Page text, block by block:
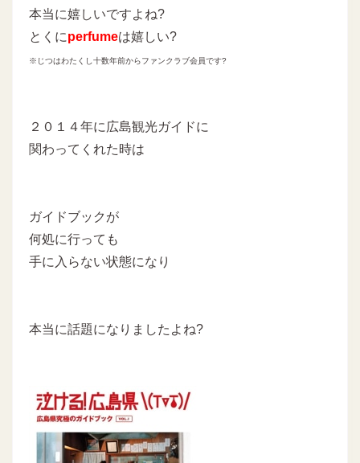
本当に嬉しいですよね?
とくにperfumeは嬉しい?
※じつはわたくし十数年前からファンクラブ会員です?
２０１４年に広島観光ガイドに
関わってくれた時は
ガイドブックが
何処に行っても
手に入らない状態になり
本当に話題になりましたよね?